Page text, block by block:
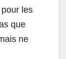
les
que
ne